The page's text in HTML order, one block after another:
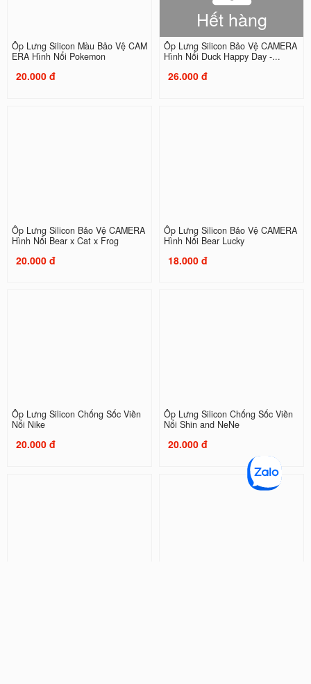
Ốp Lưng Silicon Màu Bảo Vệ CAM
ERA Hình Nổi Pokemon
20.000 đ
Hết hàng
Ốp Lưng Silicon Bảo Vệ CAMERA
Hình Nổi Duck Happy Day -...
26.000 đ
Ốp Lưng Silicon Bảo Vệ CAMERA
Hình Nổi Bear x Cat x Frog
20.000 đ
Ốp Lưng Silicon Bảo Vệ CAMERA
Hình Nổi Bear Lucky
18.000 đ
Ốp Lưng Silicon Chống Sốc Viền
Nổi Nike
20.000 đ
Ốp Lưng Silicon Chống Sốc Viền
Nổi Shin and NeNe
20.000 đ